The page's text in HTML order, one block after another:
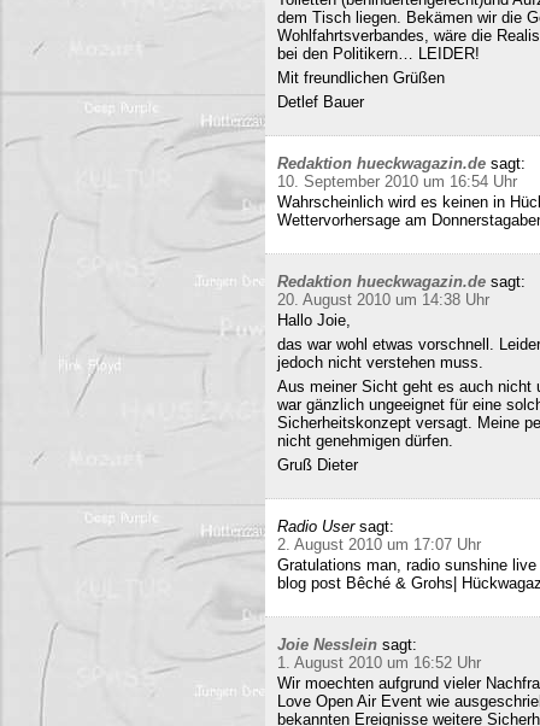
dem Tisch liegen. Bekämen wir die
Wohlfahrtsverbandes, wäre die
bei den Politikern… LEIDER!
Mit freundlichen Grüßen
Detlef Bauer
Redaktion hueckwagazin.de sagt:
10. September 2010 um 16:54 Uhr
Wahrscheinlich wird es keinen in
Wettervorhersage am
Redaktion hueckwagazin.de sagt:
20. August 2010 um 14:38 Uhr
Hallo Joie,
das war wohl etwas vorschnell.
jedoch nicht verstehen muss.
Aus meiner Sicht geht es auch nicht
war gänzlich ungeeignet für eine
Sicherheitskonzept versagt. Meine
nicht genehmigen dürfen.
Gruß Dieter
Radio User sagt:
2. August 2010 um 17:07 Uhr
Gratulations man, radio sunshine
blog post Bêché & Grohs|
Joie Nesslein sagt:
1. August 2010 um 16:52 Uhr
Wir moechten aufgrund vieler
Love Open Air Event wie
bekannten Ereignisse weitere